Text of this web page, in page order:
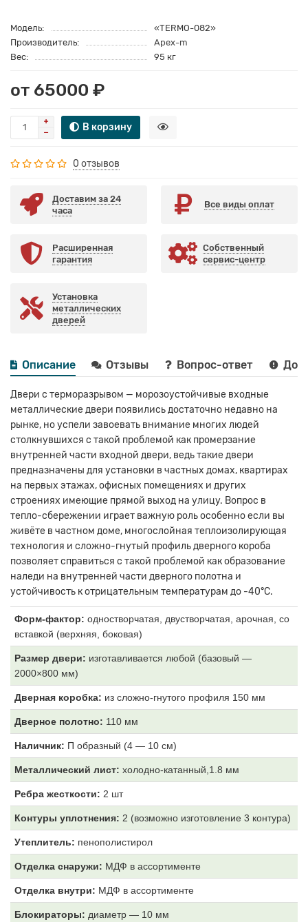
Модель:
«TERMO-082»
Производитель:
Apex-m
Вес:
95 кг
от 65000 ₽
В корзину
0 отзывов
Доставим за 24
часа
Все виды оплат
Расширенная
гарантия
Собственный
сервис-центр
Установка
металлических
дверей
Описание Отзывы Вопрос-ответ
Двери с терморазрывом — морозоустойчивые входные
металлические двери появились достаточно недавно на
рынке, но успели завоевать внимание многих людей
столкнувшихся с такой проблемой как промерзание
внутренней части входной двери, ведь такие двери
предназначены для установки в частных домах, квартирах
на первых этажах, офисных помещениях и других
строениях имеющие прямой выход на улицу. Вопрос в
тепло-сбережении играет важную роль особенно если вы
живёте в частном доме, многослойная теплоизолирующая
технология и сложно-гнутый профиль дверного короба
позволяет справиться с такой проблемой как образование
наледи на внутренней части дверного полотна и
устойчивость к отрицательным температурам до -40°С.
Форм-фактор: одностворчатая, двустворчатая, арочная, со
вставкой (верхняя, боковая)
Размер двери: изготавливается любой (базовый —
2000×800 мм)
Дверная коробка: из сложно-гнутого профиля 150 мм
Дверное полотно: 110 мм
Наличник: П образный (4 — 10 см)
Металлический лист: холодно-катанный,1.8 мм
Ребра жесткости: 2 шт
Контуры уплотнения: 2 (возможно изготовление 3 контура)
Утеплитель: пенополистирол
Отделка снаружи: МДФ в ассортименте
Отделка внутри: МДФ в ассортименте
Блокираторы: диаметр — 10 мм